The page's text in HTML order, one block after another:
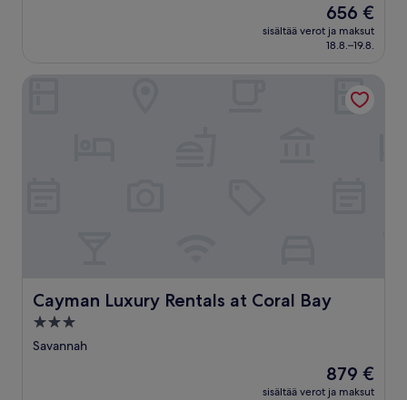
arvostelua)
Hinta
on
656 €
656 €
sisältää verot ja maksut
18.8.–19.8.
Cayman Luxury Rentals at Coral Bay
Cayman Luxury Rentals at Coral Bay
3.0
tähden
Savannah
Hinta
on
879 €
sisältää verot ja maksut